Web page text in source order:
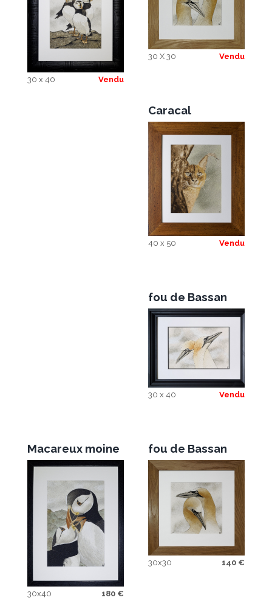
30 x 40 Vendu
30 X 30 Vendu
Caracal
40 x 50 Vendu
fou de Bassan
30 x 40 Vendu
Macareux moine
30x40 180€
fou de Bassan
30x30 140 €